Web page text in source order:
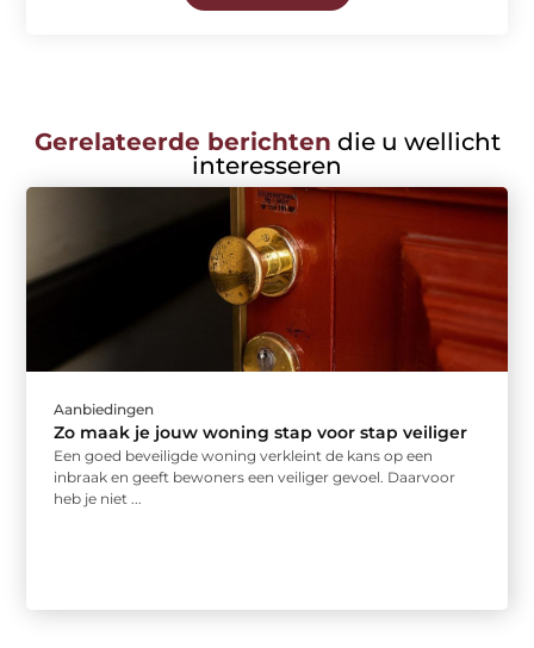
Gerelateerde berichten die u wellicht
interesseren
Aanbiedingen
Zo maak je jouw woning stap voor stap veiliger
Een goed beveiligde woning verkleint de kans op een
inbraak en geeft bewoners een veiliger gevoel. Daarvoor
heb je niet ...